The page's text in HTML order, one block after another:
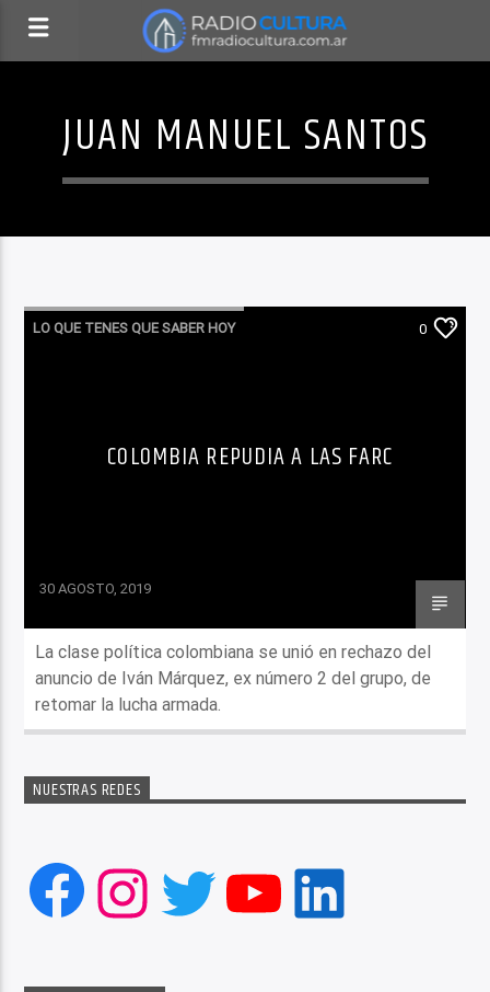
JUAN MANUEL SANTOS
LO QUE TENES QUE SABER HOY 0
COLOMBIA REPUDIA A LAS FARC
30 AGOSTO, 2019
La clase política colombiana se unió en rechazo del
anuncio de Iván Márquez, ex número 2 del grupo, de
retomar la lucha armada.
NUESTRAS REDES
Facebook
Instagram
Twitter
YouTube
LinkedIn